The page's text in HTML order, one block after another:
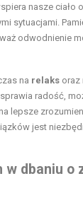
nasze ciało
sytuacjami.
odwodnienie
na relaks oraz
radość,
lepsze
jest
w dbaniu o